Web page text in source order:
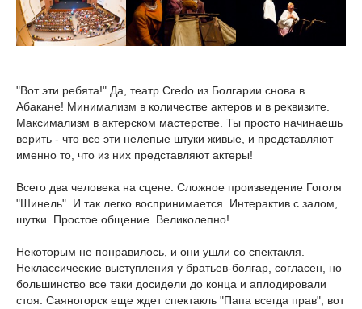
"Вот эти ребята!" Да, театр Credo из Болгарии снова в
Абакане! Минимализм в количестве актеров и в реквизите.
Максимализм в актерском мастерстве. Ты просто начинаешь
верить - что все эти нелепые штуки живые, и представляют
именно то, что из них представляют актеры!
Всего два человека на сцене. Сложное произведение Гоголя
"Шинель". И так легко воспринимается. Интерактив с залом,
шутки. Простое общение. Великолепно!
Некоторым не понравилось, и они ушли со спектакля.
Неклассические выступления у братьев-болгар, согласен, но
большинство все таки досидели до конца и аплодировали
стоя. Саяногорск еще ждет спектакль "Папа всегда прав", вот